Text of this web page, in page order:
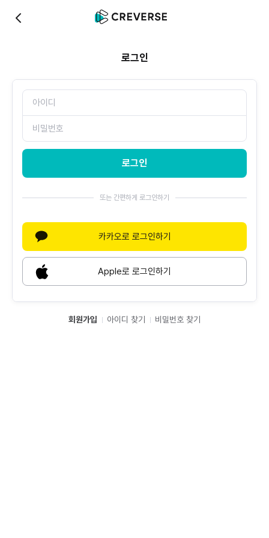
로그인
로그인
또는 간편하게 로그인하기
카카오로 로그인하기
Apple로 로그인하기
회원가입 아이디 찾기 비밀번호 찾기